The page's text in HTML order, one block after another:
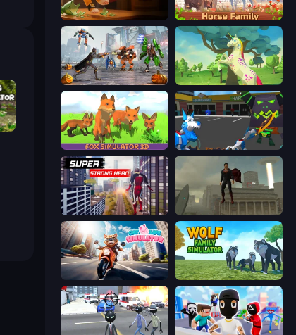
Bad Cat Prankster Horse Simulator 3D
Flying Bat Robot Car Transform Game Unicorn Family Simulator Magic World
Fox Simulator 3D Robot Dog City Simulator
Super Strong Hero The Superman - Theme is Aliens
Cat Life Simulator Wolf Family Simulator